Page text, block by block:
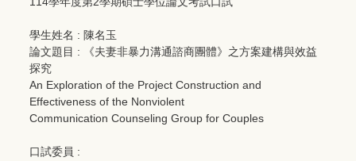
學生姓名 : 陳名玉
論文題目 : 《夫妻非暴力溝通諮商團體》之方案建構與效益
探究
An Exploration of the Project Construction and
Effectiveness of the Nonviolent
Communication Counseling Group for Couples
口試委員 :